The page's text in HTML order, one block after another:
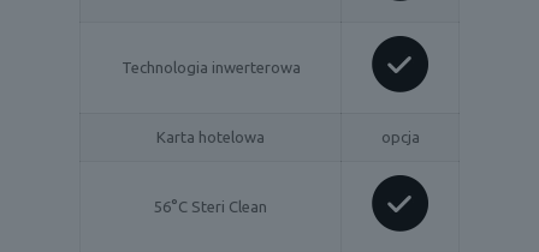
Technologia inwerterowa
Karta hotelowa opcja
56°C Steri Clean